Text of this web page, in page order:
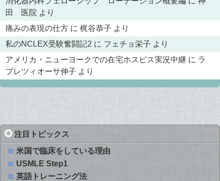
田 医院 より
痛みの表現の仕方 に 梶谷恭子 より
私のNCLEX受験奮闘記2 に フェチョ栄子 より
アメリカ・ニューヨークでの在宅ホスピス実況中継 に ラ
プレツィオーサ伸子 より
注目トピックス
米国で臨床をしている理由
USMLE Step1
英語トレーニング法